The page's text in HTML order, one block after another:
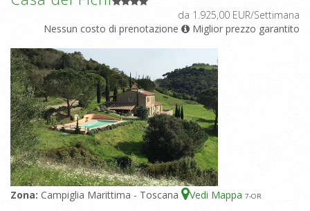
da 1.925,00 EUR/Settimana
Nessun costo di prenotazione
Miglior prezzo garantito
Zona: Campiglia Marittima - Toscana Vedi Mappa 7-OR